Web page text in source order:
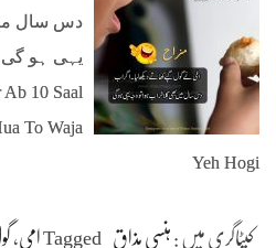
دس سال
10 Saal
To Waja
Yeh Hogi
کیٹاگری میں : ہنسی مذاق Taggedامی،